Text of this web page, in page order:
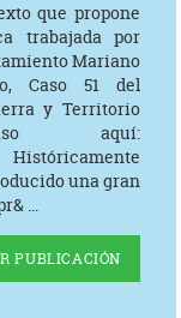
que propone
trabajada por
Mariano
Caso 51 del
y Territorio
aquí:
Históricamente
una gran
...
PUBLICACIÓN